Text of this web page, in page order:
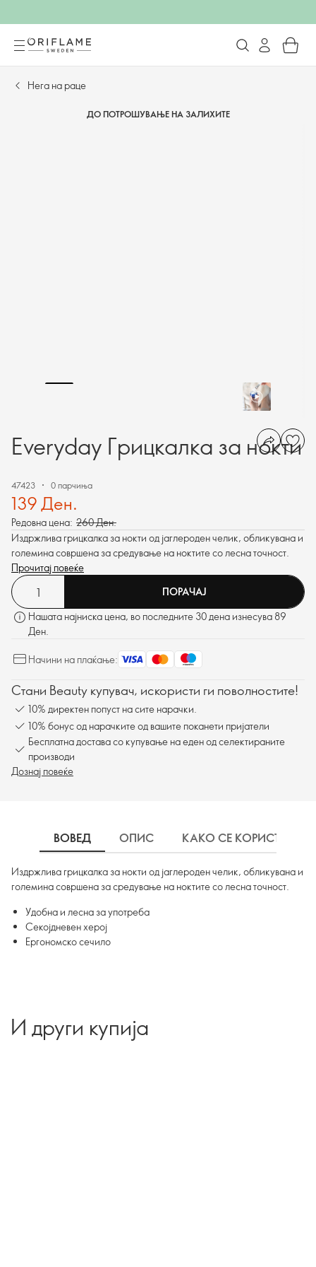
Нега на раце
ДО ПОТРОШУВАЊЕ НА ЗАЛИХИТЕ
Everyday Грицкалка за нокти
47423 0 парчиња
139 Ден.
Редовна цена: 260 Ден.
Издржлива грицкалка за нокти од јаглероден челик, обликувана и
големина совршена за средување на ноктите со лесна точност.
Прочитај повеќе
ПОРАЧАЈ
Нашата најниска цена, во последните 30 дена изнесува 89
Ден.
Начини на плаќање:
Стани Beauty купувач, искористи ги поволностите!
10% директен попуст на сите нарачки.
10% бонус од нарачките од вашите поканети пријатели
Бесплатна достава со купување на еден од селектираните
производи
Дознај повеќе
ВОВЕД ОПИС КАКО СЕ КОРИСТИ
Издржлива грицкалка за нокти од јаглероден челик, обликувана и
големина совршена за средување на ноктите со лесна точност.
Удобна и лесна за употреба
Секојдневен херој
Ергономско сечило
И други купија